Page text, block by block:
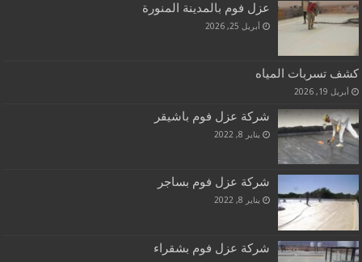
عزل فوم بالمدينة المنورة
أبريل 25, 2026
كشف تسربات المياه
أبريل 19, 2026
شركة عزل فوم باشيقر
يناير 8, 2022
شركة عزل فوم بساجر
يناير 8, 2022
شركة عزل فوم بشقراء